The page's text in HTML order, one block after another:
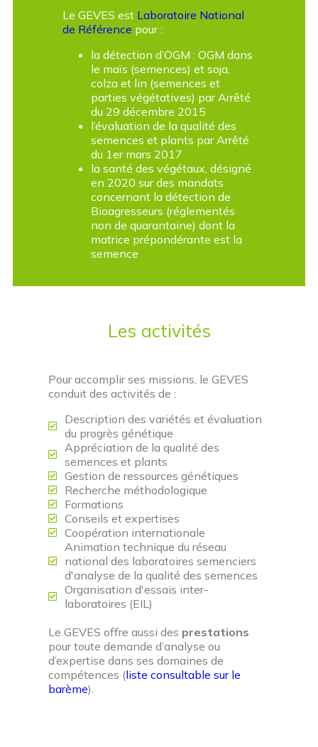
Le GEVES est Laboratoire National
de Référence pour :
la détection d’OGM : OGM dans
le maïs (semences) et soja,
colza et lin (semences et
parties végétatives) par Arrêté
du 29 décembre 2015
l’évaluation de la qualité des
semences et plants par Arrêté
du 1er mars 2017
la santé des végétaux, désigné
en 2020 sur des mandats
concernant la détection de
Bioagresseurs (réglementés
non de quarantaine) dont la
matrice prépondérante est la
semence
Les activités
Pour accomplir ses missions, le GEVES
conduit des activités de :
Description des variétés et évaluation
du progrès génétique
Appréciation de la qualité des
semences et plants
Gestion de ressources génétiques
Recherche méthodologique
Formations
Conseils et expertises
Coopération internationale
Animation technique du réseau
national des laboratoires semenciers
d'analyse de la qualité des semences
Organisation d'essais inter-
laboratoires (EIL)
Le GEVES offre aussi des prestations
pour toute demande d’analyse ou
d’expertise dans ses domaines de
compétences (liste consultable sur le
barème).